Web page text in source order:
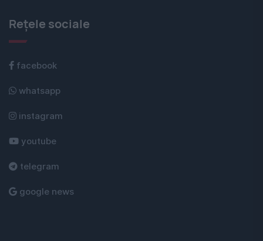
Rețele sociale
facebook
whatsapp
instagram
youtube
telegram
google news